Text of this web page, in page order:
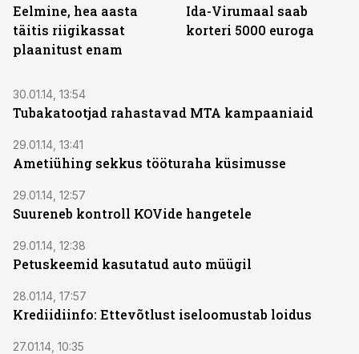
Eelmine, hea aasta
täitis riigikassat
plaanitust enam
Ida-Virumaal saab
korteri 5000 euroga
30.01.14, 13:54
Tubakatootjad rahastavad MTA kampaaniaid
29.01.14, 13:41
Ametiühing sekkus tööturaha küsimusse
29.01.14, 12:57
Suureneb kontroll KOVide hangetele
29.01.14, 12:38
Petuskeemid kasutatud auto müügil
28.01.14, 17:57
Krediidiinfo: Ettevõtlust iseloomustab loidus
27.01.14, 10:35